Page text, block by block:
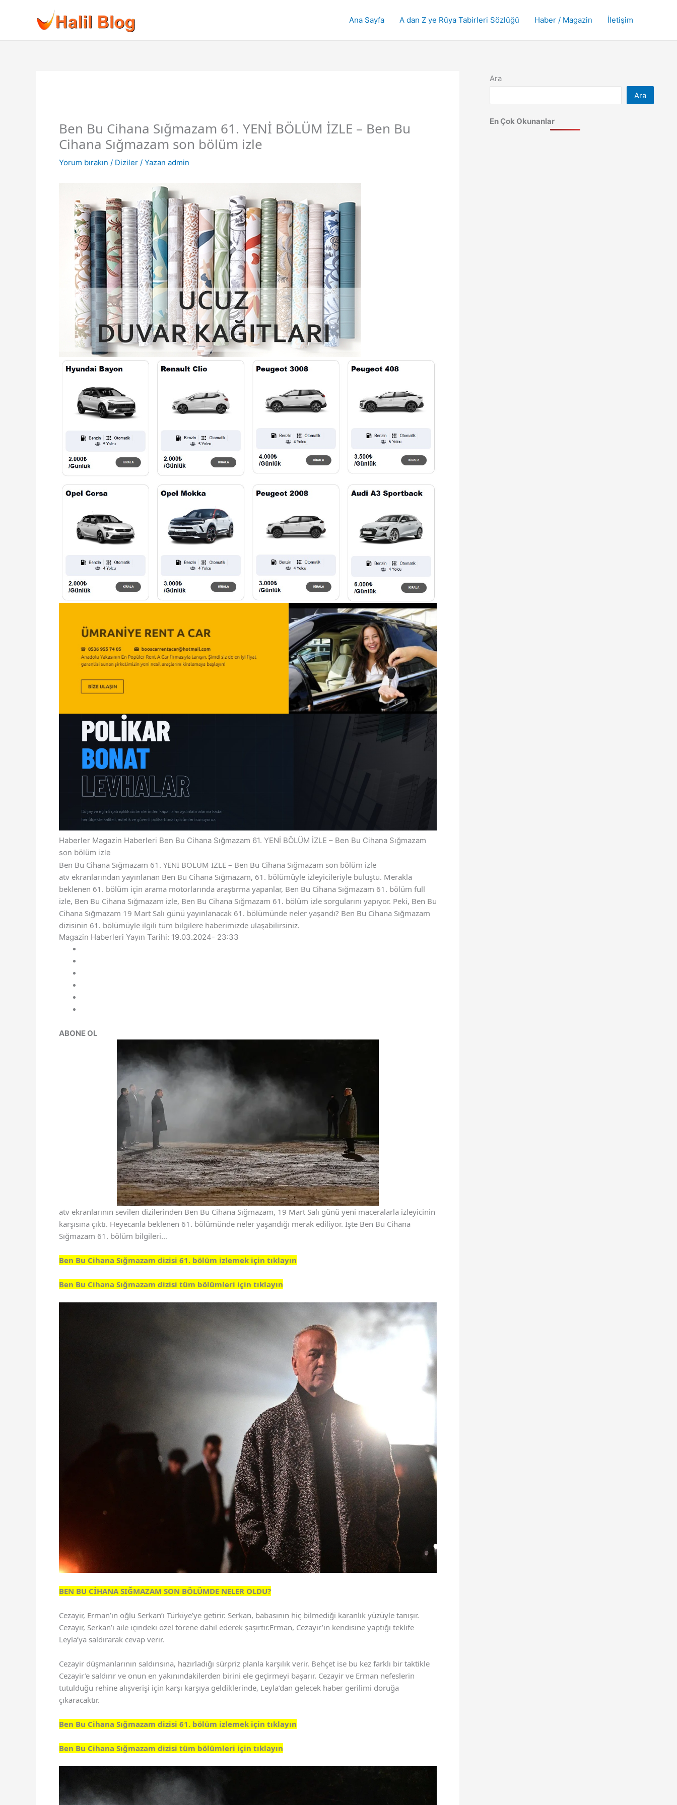
Ana Sayfa A dan Z ye Rüya Tabirleri Sözlüğü Haber / Magazin İletişim
Ben Bu Cihana Sığmazam 61. YENİ BÖLÜM İZLE – Ben Bu
Cihana Sığmazam son bölüm izle
Yorum bırakın / Diziler / Yazan admin
Haberler Magazin Haberleri Ben Bu Cihana Sığmazam 61. YENİ BÖLÜM İZLE – Ben Bu Cihana Sığmazam
son bölüm izle
Ben Bu Cihana Sığmazam 61. YENİ BÖLÜM İZLE – Ben Bu Cihana Sığmazam son bölüm izle
atv ekranlarından yayınlanan Ben Bu Cihana Sığmazam, 61. bölümüyle izleyicileriyle buluştu. Merakla
beklenen 61. bölüm için arama motorlarında araştırma yapanlar, Ben Bu Cihana Sığmazam 61. bölüm full
izle, Ben Bu Cihana Sığmazam izle, Ben Bu Cihana Sığmazam 61. bölüm izle sorgularını yapıyor. Peki, Ben Bu
Cihana Sığmazam 19 Mart Salı günü yayınlanacak 61. bölümünde neler yaşandı? Ben Bu Cihana Sığmazam
dizisinin 61. bölümüyle ilgili tüm bilgilere haberimizde ulaşabilirsiniz.
Magazin Haberleri Yayın Tarihi: 19.03.2024- 23:33
ABONE OL
atv ekranlarının sevilen dizilerinden Ben Bu Cihana Sığmazam, 19 Mart Salı günü yeni maceralarla izleyicinin
karşısına çıktı. Heyecanla beklenen 61. bölümünde neler yaşandığı merak ediliyor. İşte Ben Bu Cihana
Sığmazam 61. bölüm bilgileri…
Ben Bu Cihana Sığmazam dizisi 61. bölüm izlemek için tıklayın
Ben Bu Cihana Sığmazam dizisi tüm bölümleri için tıklayın
BEN BU CİHANA SIĞMAZAM SON BÖLÜMDE NELER OLDU?
Cezayir, Erman’ın oğlu Serkan’ı Türkiye’ye getirir. Serkan, babasının hiç bilmediği karanlık yüzüyle tanışır.
Cezayir, Serkan’ı aile içindeki özel törene dahil ederek şaşırtır.Erman, Cezayir’in kendisine yaptığı teklife
Leyla’ya saldırarak cevap verir.
Cezayir düşmanlarının saldırısına, hazırladığı sürpriz planla karşılık verir. Behçet ise bu kez farklı bir taktikle
Cezayir’e saldırır ve onun en yakınındakilerden birini ele geçirmeyi başarır. Cezayir ve Erman nefeslerin
tutulduğu rehine alışverişi için karşı karşıya geldiklerinde, Leyla’dan gelecek haber gerilimi doruğa
çıkaracaktır.
Ben Bu Cihana Sığmazam dizisi 61. bölüm izlemek için tıklayın
Ben Bu Cihana Sığmazam dizisi tüm bölümleri için tıklayın
Ara
Ara
En Çok Okunanlar